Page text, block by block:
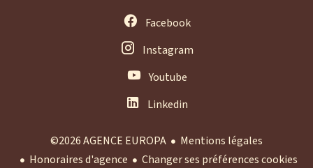
Facebook
Instagram
Youtube
Linkedin
©2026 AGENCE EUROPA
Mentions légales
Honoraires d'agence
Changer ses préférences cookies